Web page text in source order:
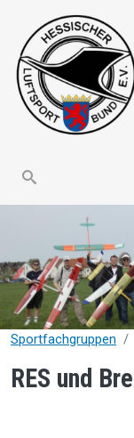
Sportfachgruppen
RES und